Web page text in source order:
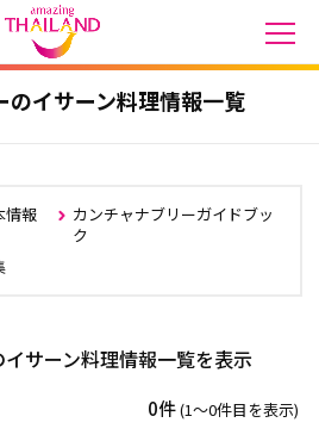
のイサーン料理情報一覧
情報
カンチャナブリーガイドブッ
ク
サーン料理情報一覧を表示
0件(1〜0件目を表示)